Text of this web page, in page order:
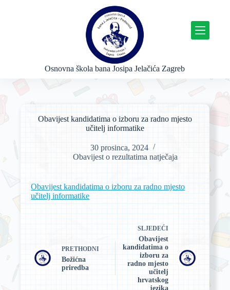
n
Osnovna škola bana Josipa Jelačića Zagreb
Obavijest kandidatima o izboru za radno mjesto
učitelj informatike
30 prosinca, 2024
Obavijest o rezultatima natječaja
Obavijest kandidatima o izboru za radno mjesto
učitelj informatike
PRETHODNI
Božićna
priredba
SLJEDEĆI
Obavijest
kandidatima o
izboru za
radno mjesto
učitelj
hrvatskog
jezika